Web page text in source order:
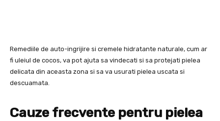
Remediile de auto-ingrijire si cremele hidratante naturale, cum ar
fi uleiul de cocos, va pot ajuta sa vindecati si sa protejati pielea
delicata din aceasta zona si sa va usurati pielea uscata si
descuamata.
Cauze frecvente pentru pielea